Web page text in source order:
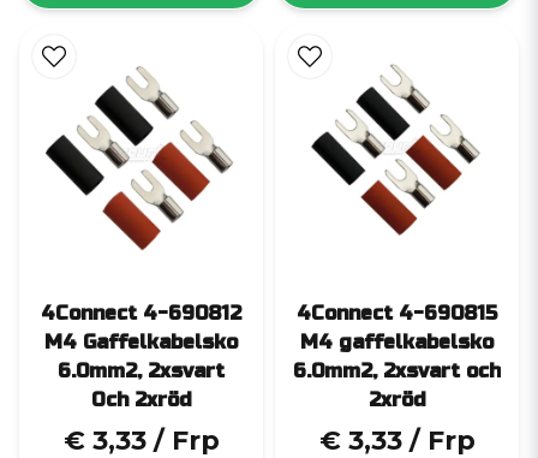
4Connect 4-690812
M4 Gaffelkabelsko
6.0mm2, 2xsvart
Och 2xröd
€ 3,33 / Frp
4Connect 4-690815
M4 gaffelkabelsko
6.0mm2, 2xsvart och
2xröd
€ 3,33 / Frp